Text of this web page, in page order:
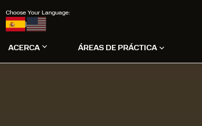
Choose Your Language:
|
ACERCA ÁREAS DE PRÁCTICA